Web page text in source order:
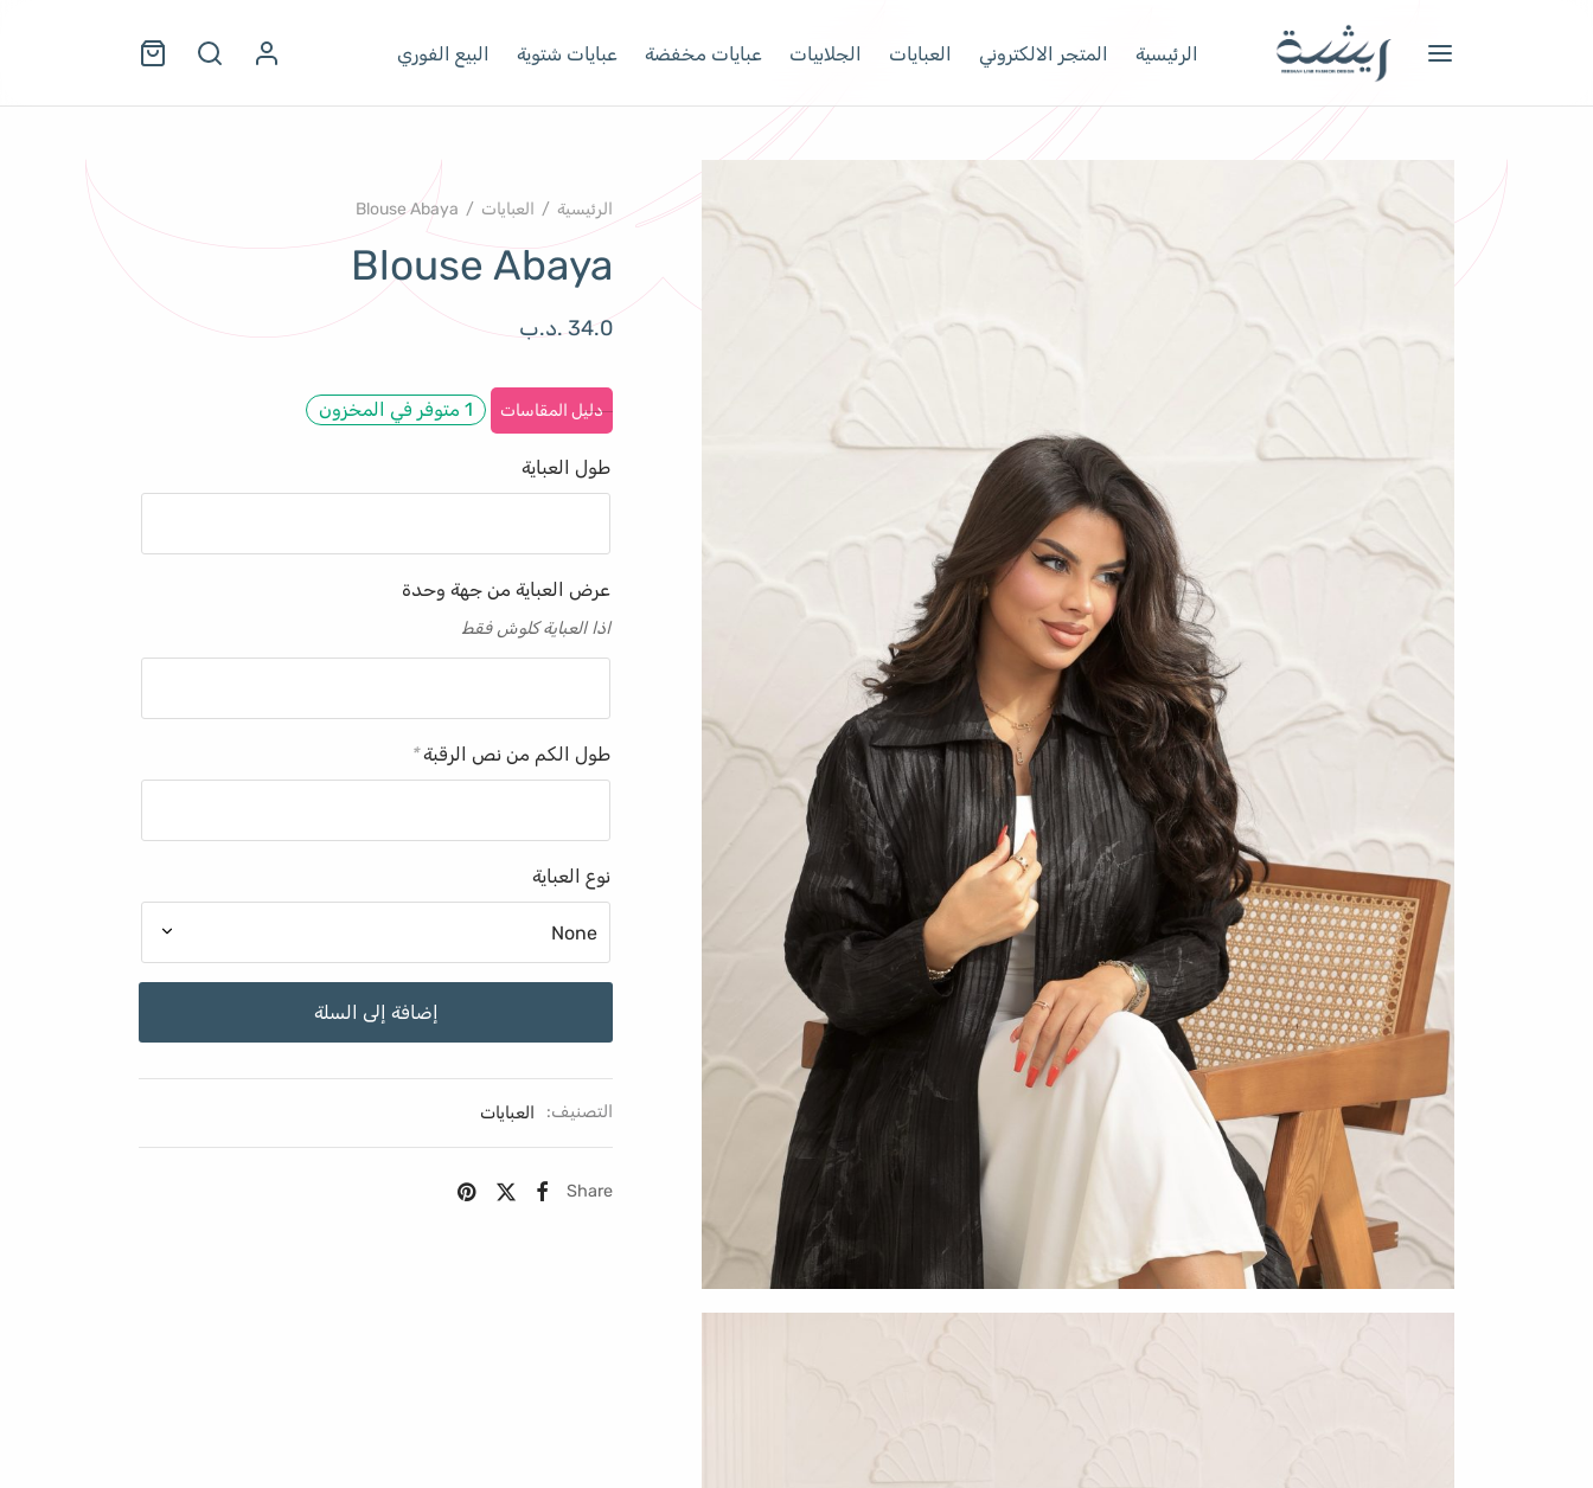
الرئيسية المتجر الالكتروني العبايات الجلابيات عبايات مخفضة عبايات شتوية البيع الفوري
الرئيسية / العبايات /
Blouse Abaya
34.0 .د.ب
دليل المقاسات 1 متوفر في المخزون
طول العباية
عرض العباية من جهة وحدة
اذا العباية كلوش فقط
طول الكم من نص الرقبة*
نوع العباية
إضافة إلى السلة
التصنيف: العبايات
Share